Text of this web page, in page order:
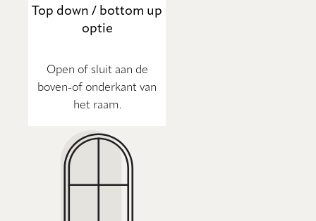
Top down / bottom up
optie
Open of sluit aan de
boven-of onderkant van
het raam.